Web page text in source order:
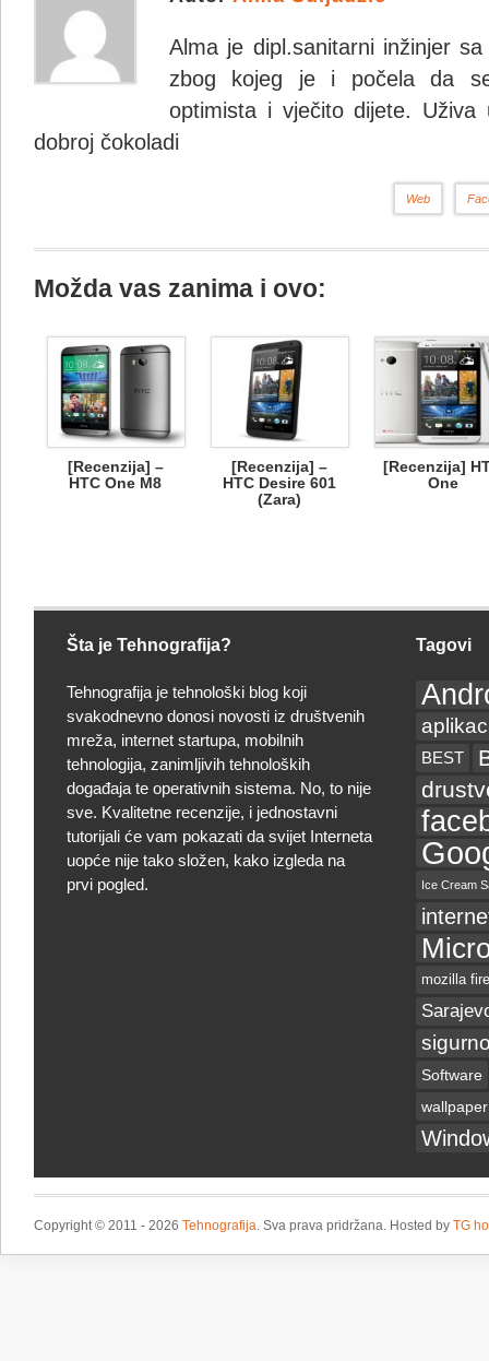
Alma je dipl.sanitarni inžinjer
zbog kojeg je i počela da
optimista i vječito dijete.
dobroj čokoladi
Web
Možda vas zanima i ovo:
[Recenzija] –
HTC One M8
[Recenzija] –
HTC Desire 601
(Zara)
[Recenzija]
One
Šta je Tehnografija?
Tehnografija je tehnološki blog koji
svakodnevno donosi novosti iz društvenih
mreža, internet startupa, mobilnih
tehnologija, zanimljivih tehnoloških
događaja te operativnih sistema. No, to nije
sve. Kvalitetne recenzije, i jednostavni
tutorijali će vam pokazati da svijet Interneta
uopće nije tako složen, kako izgleda na
prvi pogled.
Tagovi
BEST
Ice Cream
mozilla
Software
wallpaper
Copyright © 2011 - 2026 Tehnografija. Sva prava pridržana. Hosted by TG